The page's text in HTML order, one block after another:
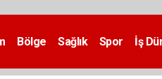
Bölge Sağlık Spor İş